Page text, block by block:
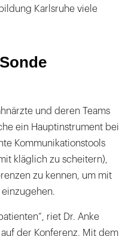
Karlsruhe viele
und deren Teams
ein Hauptinstrument bei
Kommunikationstools
kläglich zu scheitern),
zu kennen, um mit
riet Dr. Anke
der Konferenz. Mit dem